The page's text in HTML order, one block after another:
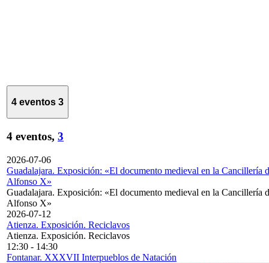
4 eventos 3
4 eventos, 3
2026-07-06
Guadalajara. Exposición: «El documento medieval en la Cancillería
Alfonso X»
Guadalajara. Exposición: «El documento medieval en la Cancillería
Alfonso X»
2026-07-12
Atienza. Exposición. Reciclavos
Atienza. Exposición. Reciclavos
12:30 - 14:30
Fontanar. XXXVII Interpueblos de Natación